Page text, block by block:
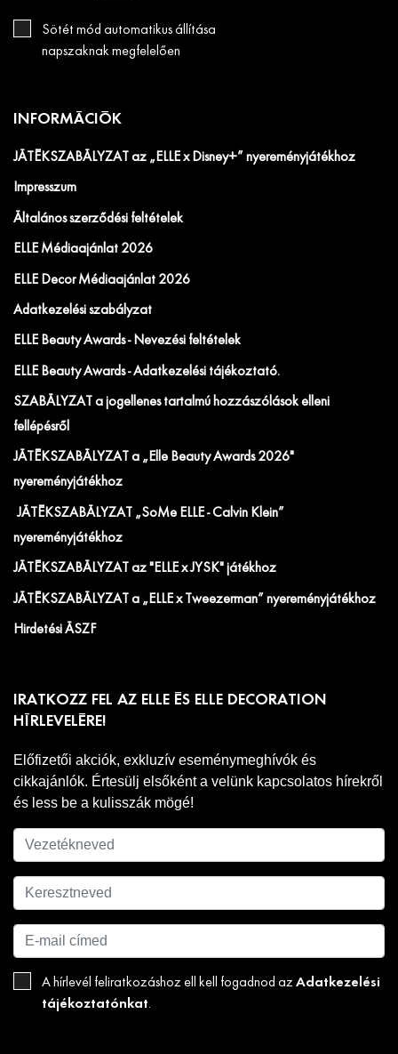
Sötét mód automatikus állítása
napszaknak megfelelően
INFORMÁCIÓK
JÁTÉKSZABÁLYZAT az „ELLE x Disney+” nyereményjátékhoz
Impresszum
Általános szerződési feltételek
ELLE Médiaajánlat 2026
ELLE Decor Médiaajánlat 2026
Adatkezelési szabályzat
ELLE Beauty Awards - Nevezési feltételek
ELLE Beauty Awards - Adatkezelési tájékoztató.
SZABÁLYZAT a jogellenes tartalmú hozzászólások elleni
fellépésről
JÁTÉKSZABÁLYZAT a „Elle Beauty Awards 2026"
nyereményjátékhoz
JÁTÉKSZABÁLYZAT „SoMe ELLE - Calvin Klein”
nyereményjátékhoz
JÁTÉKSZABÁLYZAT az "ELLE x JYSK" játékhoz
JÁTÉKSZABÁLYZAT a „ELLE x Tweezerman” nyereményjátékhoz
Hirdetési ÁSZF
IRATKOZZ FEL AZ ELLE ÉS ELLE DECORATION
HÍRLEVELÉRE!
Előfizetői akciók, exkluzív eseménymeghívók és
cikkajánlók. Értesülj elsőként a velünk kapcsolatos hírekről
és less be a kulisszák mögé!
A hírlevél feliratkozáshoz ell kell fogadnod az Adatkezelési
tájékoztatónkat.